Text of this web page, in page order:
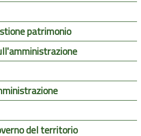
patrimonio
del territorio